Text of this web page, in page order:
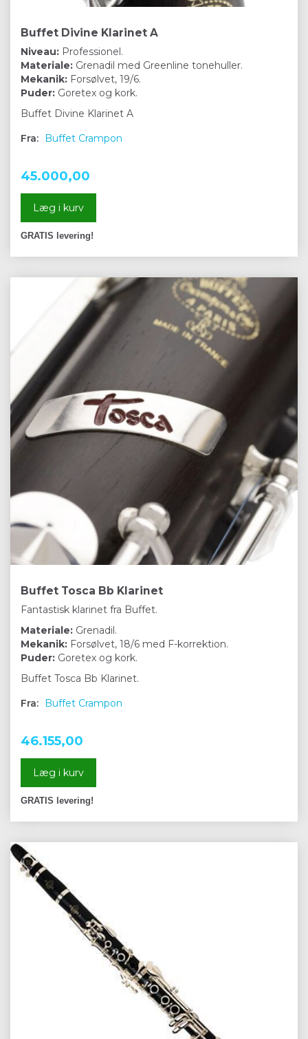
Buffet Divine Klarinet A
Niveau: Professionel.
Materiale: Grenadil med Greenline tonehuller.
Mekanik: Forsølvet, 19/6.
Puder: Goretex og kork.
Buffet Divine Klarinet A
Fra: Buffet Crampon
45.000,00
Læg i kurv
GRATIS levering!
Buffet Tosca Bb Klarinet
Fantastisk klarinet fra Buffet.
Materiale: Grenadil.
Mekanik: Forsølvet, 18/6 med F-korrektion.
Puder: Goretex og kork.
Buffet Tosca Bb Klarinet.
Fra: Buffet Crampon
46.155,00
Læg i kurv
GRATIS levering!